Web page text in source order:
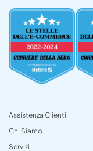
Assistenza Clienti
Chi Siamo
Servizi